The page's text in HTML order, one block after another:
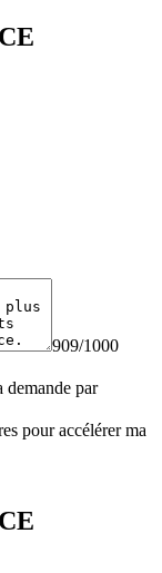
909/1000
demande par
pour accélérer ma